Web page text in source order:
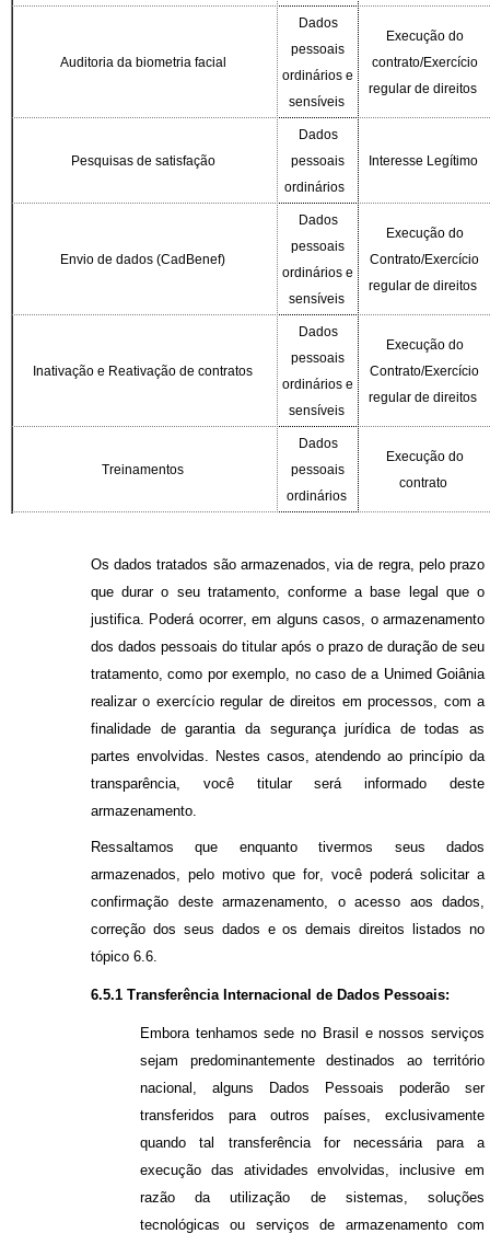
Auditoria da biometria facial
Dados
pessoais
ordinários e
sensíveis
Execução do
contrato/Exercício
regular de direitos
Pesquisas de satisfação
Dados
pessoais
ordinários
Interesse Legítimo
Envio de dados (CadBenef)
Dados
pessoais
ordinários e
sensíveis
Execução do
Contrato/Exercício
regular de direitos
Inativação e Reativação de contratos
Dados
pessoais
ordinários e
sensíveis
Execução do
Contrato/Exercício
regular de direitos
Treinamentos
Dados
pessoais
ordinários
Execução do
contrato
Os dados tratados são armazenados, via de regra, pelo prazo
que durar o seu tratamento, conforme a base legal que o
justifica. Poderá ocorrer, em alguns casos, o armazenamento
dos dados pessoais do titular após o prazo de duração de seu
tratamento, como por exemplo, no caso de a Unimed Goiânia
realizar o exercício regular de direitos em processos, com a
finalidade de garantia da segurança jurídica de todas as
partes envolvidas. Nestes casos, atendendo ao princípio da
transparência, você titular será informado deste
armazenamento.
Ressaltamos que enquanto tivermos seus dados
armazenados, pelo motivo que for, você poderá solicitar a
confirmação deste armazenamento, o acesso aos dados,
correção dos seus dados e os demais direitos listados no
tópico 6.6
6.5.1 Transferência Internacional de Dados Pessoais:
Embora tenhamos sede no Brasil e nossos serviços
sejam predominantemente destinados ao território
nacional, alguns Dados Pessoais poderão ser
transferidos para outros países, exclusivamente
quando tal transferência for necessária para a
execução das atividades envolvidas, inclusive em
razão da utilização de sistemas, soluções
tecnológicas ou serviços de armazenamento com